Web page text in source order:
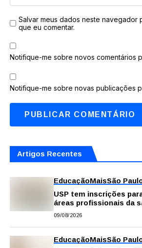
Salvar meus dados neste navegador
que eu comentar.
Notifique-me sobre novos comentários
Notifique-me sobre novas publicações
Artigos Recentes
EducaçãoMaisSão
USP tem inscrições
áreas profissionais da
09/08/2026
EducaçãoMaisSão